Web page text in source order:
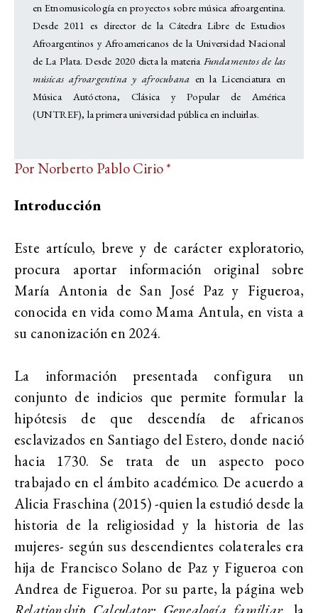
en Etnomusicología en proyectos sobre música afroargentina.
Desde 2011 es director de la Cátedra Libre de Estudios
Afroargentinos y Afroamericanos de la Universidad Nacional
de La Plata. Desde 2020 dicta la materia Fundamentos de las
músicas afroargentina y afrocubana en la Licenciatura en
Música Autóctona, Clásica y Popular de América
(UNTREF), la primera universidad pública en incluirlas.
Por Norberto Pablo Cirio *
Introducción
Este artículo, breve y de carácter exploratorio,
procura aportar información original sobre
María Antonia de San José Paz y Figueroa,
conocida en vida como Mama Antula, en vista a
su canonización en 2024.
La información presentada configura un
conjunto de indicios que permite formular la
hipótesis de que descendía de africanos
esclavizados en Santiago del Estero, donde nació
hacia 1730. Se trata de un aspecto poco
trabajado en el ámbito académico. De acuerdo a
Alicia Fraschina (2015) -quien la estudió desde la
historia de la religiosidad y la historia de las
mujeres- según sus descendientes colaterales era
hija de Francisco Solano de Paz y Figueroa con
Andrea de Figueroa. Por su parte, la página web